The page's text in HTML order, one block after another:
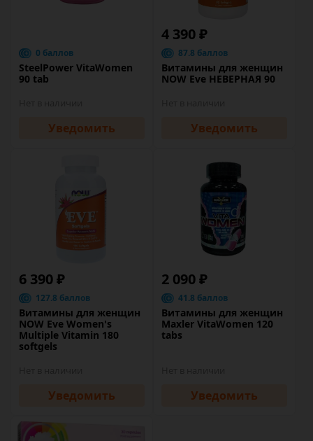
0 баллов
SteelPower VitaWomen
90 tab
Уведомить
4 390 ₽
87.8 баллов
Витамины для женщин
NOW Eve НЕВЕРНАЯ 90
Уведомить
6 390 ₽
127.8 баллов
Витамины для женщин
NOW Eve Women's
Multiple Vitamin 180
softgels
Уведомить
2 090 ₽
41.8 баллов
Витамины для женщин
Maxler VitaWomen 120
tabs
Уведомить